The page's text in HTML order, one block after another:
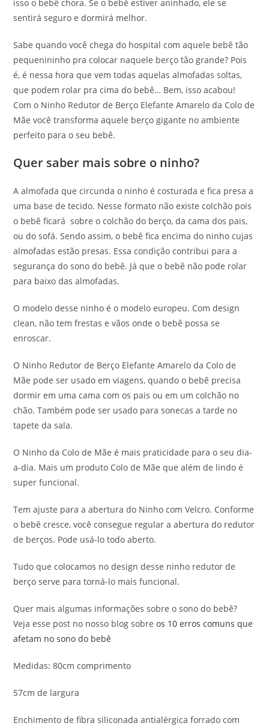
isso o bebê chora. Se o bebê estiver aninhado, ele se
sentirá seguro e dormirá melhor.
Sabe quando você chega do hospital com aquele bebê tão
pequenininho pra colocar naquele berço tão grande? Pois
é, é nessa hora que vem todas aquelas almofadas soltas,
que podem rolar pra cima do bebê… Bem, isso acabou!
Com o Ninho Redutor de Berço Elefante Amarelo da Colo de
Mãe você transforma aquele berço gigante no ambiente
perfeito para o seu bebê.
Quer saber mais sobre o ninho?
A almofada que circunda o ninho é costurada e fica presa a
uma base de tecido. Nesse formato não existe colchão pois
o bebê ficará sobre o colchão do berço, da cama dos pais,
ou do sofá. Sendo assim, o bebê fica encima do ninho cujas
almofadas estão presas. Essa condição contribui para a
segurança do sono do bebê. Já que o bebê não pode rolar
para baixo das almofadas.
O modelo desse ninho é o modelo europeu. Com design
clean, não tem frestas e vãos onde o bebê possa se
enroscar.
O Ninho Redutor de Berço Elefante Amarelo da Colo de
Mãe pode ser usado em viagens, quando o bebê precisa
dormir em uma cama com os pais ou em um colchão no
chão. Também pode ser usado para sonecas a tarde no
tapete da sala.
O Ninho da Colo de Mãe é mais praticidade para o seu dia-
a-dia. Mais um produto Colo de Mãe que além de lindo é
super funcional.
Tem ajuste para a abertura do Ninho com Velcro. Conforme
o bebê cresce, você consegue regular a abertura do redutor
de berços. Pode usá-lo todo aberto.
Tudo que colocamos no design desse ninho redutor de
berço serve para torná-lo mais funcional.
Quer mais algumas informações sobre o sono do bebê?
Veja esse post no nosso blog sobreos 10 erros comuns que
afetam no sono do bebê
Medidas: 80cm comprimento
57cm de largura
Enchimento de fibra siliconada antialérgica forrado com